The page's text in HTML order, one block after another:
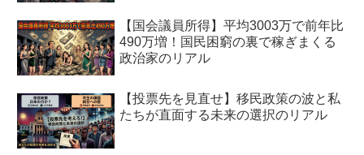
【国会議員所得】平均3003万で前年比
490万増！国民困窮の裏で稼ぎまくる
政治家のリアル
【投票先を見直せ】移民政策の波と私
たちが直面する未来の選択のリアル